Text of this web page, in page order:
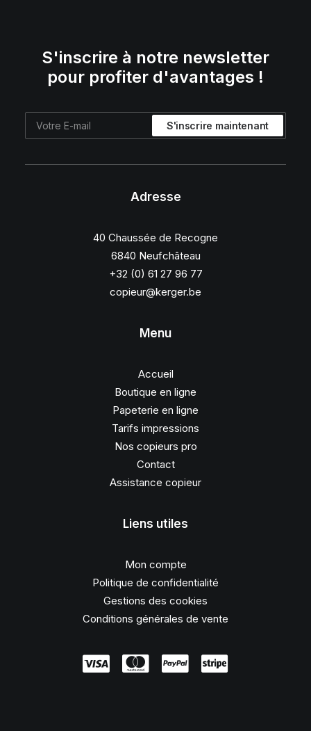
S'inscrire à notre newsletter
pour profiter d'avantages !
Adresse
40 Chaussée de Recogne
6840 Neufchâteau
+32 (0) 61 27 96 77
copieur@kerger.be
Menu
Accueil
Boutique en ligne
Papeterie en ligne
Tarifs impressions
Nos copieurs pro
Contact
Assistance copieur
Liens utiles
Mon compte
Politique de confidentialité
Gestions des cookies
Conditions générales de vente